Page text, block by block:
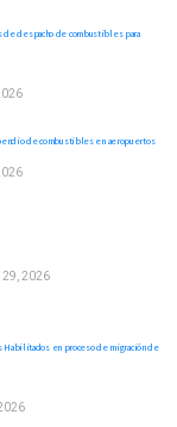
despacho de combustibles para
de combustibles en aeropuertos
2026
Habilitados en proceso de migración de